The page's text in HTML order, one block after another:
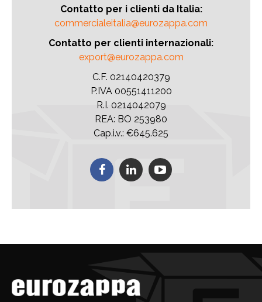
Contatto per i clienti da Italia:
commercialeitalia@eurozappa.com
Contatto per clienti internazionali:
export@eurozappa.com
C.F. 02140420379
P.IVA 00551411200
R.I. 0214042079
REA: BO 253980
Cap.i.v.: €645.625